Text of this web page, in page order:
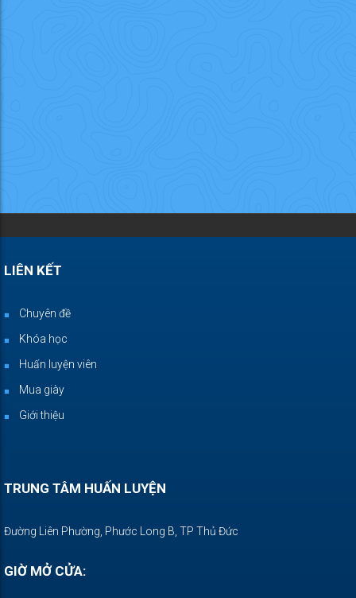
LIÊN KẾT
Chuyên đề
Khóa học
Huấn luyện viên
Mua giày
Giới thiệu
TRUNG TÂM HUẤN LUYỆN
Đường Liên Phường, Phước Long B, TP Thủ Đức
GIỜ MỞ CỬA: